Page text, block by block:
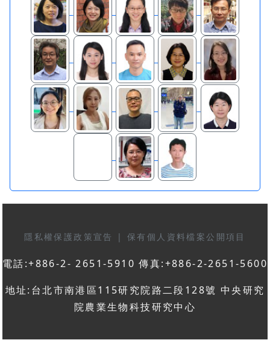
隱私權保護政策宣告 | 保有個人資料檔案公開項目
電話:+886-2- 2651-5910 傳真:+886-2-2651-5600
地址:台北市南港區115研究院路二段128號 中央研究
院農業生物科技研究中心